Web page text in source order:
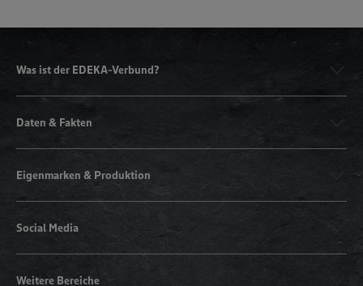
Was ist der EDEKA-Verbund?
Daten & Fakten
Eigenmarken & Produktion
Social Media
Weitere Bereiche